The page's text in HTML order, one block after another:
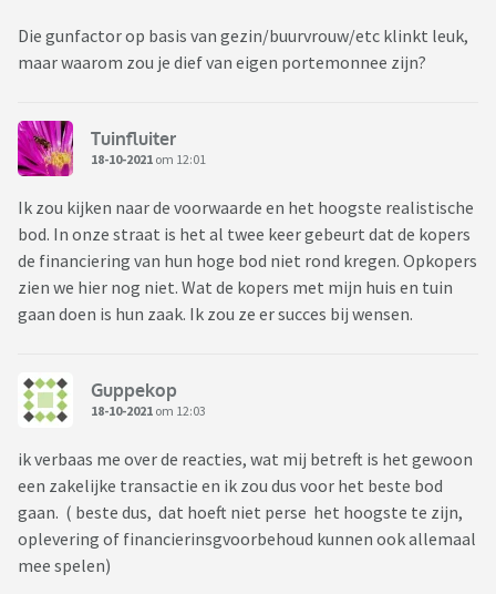
Die gunfactor op basis van gezin/buurvrouw/etc klinkt leuk,
maar waarom zou je dief van eigen portemonnee zijn?
Tuinfluiter
18-10-2021 om 12:01
Ik zou kijken naar de voorwaarde en het hoogste realistische
bod. In onze straat is het al twee keer gebeurt dat de kopers
de financiering van hun hoge bod niet rond kregen. Opkopers
zien we hier nog niet. Wat de kopers met mijn huis en tuin
gaan doen is hun zaak. Ik zou ze er succes bij wensen.
Guppekop
18-10-2021 om 12:03
ik verbaas me over de reacties, wat mij betreft is het gewoon
een zakelijke transactie en ik zou dus voor het beste bod
gaan. ( beste dus, dat hoeft niet perse het hoogste te zijn,
oplevering of financierinsgvoorbehoud kunnen ook allemaal
mee spelen)